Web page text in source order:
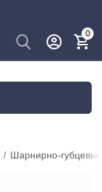
0
/ Шарнирно-